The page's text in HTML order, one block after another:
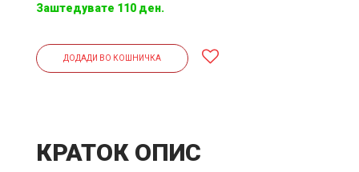
Заштедувате 110 ден.
ДОДАДИ ВО КОШНИЧКА
КРАТОК ОПИС